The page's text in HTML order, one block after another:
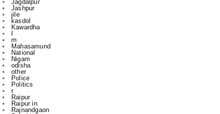
l
m
Mahasamund
National
Nigam
odisha
other
Police
Politics
r
Raipur
Raipur in
Rajnandgaon
Ranchi
Rikeshsen
Risali
Rojgaar